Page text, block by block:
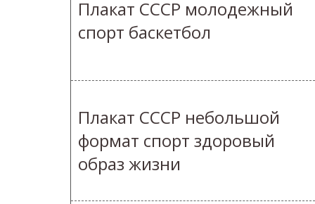
Плакат СССР молодежный
спорт баскетбол
Плакат СССР небольшой
формат спорт здоровый
образ жизни